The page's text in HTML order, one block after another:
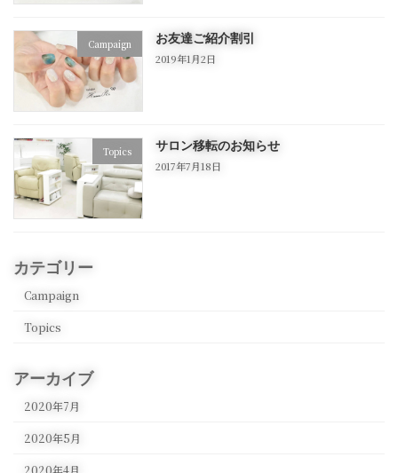
Campaign お友達ご紹介割引
2019年1月2日
Topics サロン移転のお知らせ
2017年7月18日
カテゴリー
Campaign
Topics
アーカイブ
2020年7月
2020年5月